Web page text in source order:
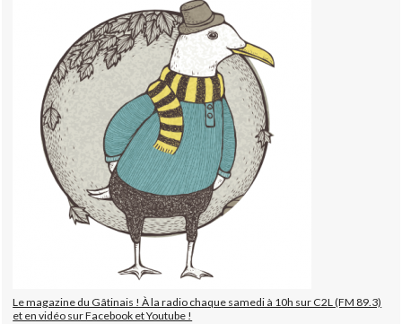
Le magazine du Gâtinais ! À la radio chaque samedi à 10h sur C2L (FM 89.3)
et en vidéo sur Facebook et Youtube !